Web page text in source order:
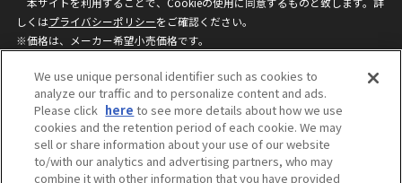
しくはプライバシーポリシーをご確認ください。
※価格は、メーカー希望小売価格です。
ざいますのでご了承ください。
privacypolicy
Do Not Sell or Share My
Personal Information
ウェブサイトご利用条件
ソーシャルメディアポリシー
We use unique personal identifier such as cookies to
analyze our traffic and to personalize content and ads.
Please click here to see more details about how we use
cookies and the retention period of each cookie. We may
sell or share information about your use of our website
to/with our analytics and advertising partners, who may
combine it with other information that you have provided